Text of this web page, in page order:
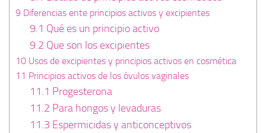
9 Diferencias ente principios activos y excipientes
9.1 Qué es un principio activo
9.2 Que son los excipientes
10 Usos de excipientes y principios activos en cosmética
11 Principios activos de los óvulos vaginales
11.1 Progesterona
11.2 Para hongos y levaduras
11.3 Espermicidas y anticonceptivos